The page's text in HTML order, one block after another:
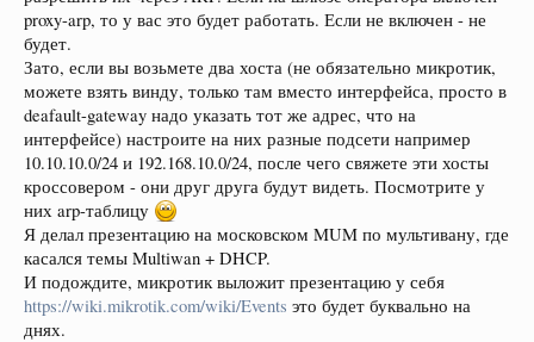
proxy-arp, то у вас это будет работать. Если не включен - не
будет.
Зато, если вы возьмете два хоста (не обязательно микротик,
можете взять винду, только там вместо интерфейса, просто в
deafault-gateway надо указать тот же адрес, что на
интерфейсе) настроите на них разные подсети например
10.10.10.0/24 и 192.168.10.0/24, после чего свяжете эти хосты
кроссовером - они друг друга будут видеть. Посмотрите у
них arp-таблицу
Я делал презентацию на московском MUM по мультивану, где
касался темы Multiwan + DHCP.
И подождите, микротик выложит презентацию у себя
https://wiki.mikrotik.com/wiki/Events это будет буквально на
днях.